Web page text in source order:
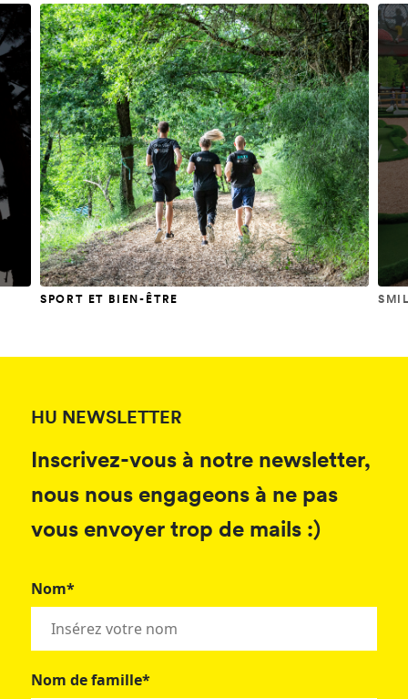
SPORT ET BIEN-ÊTRE
HU NEWSLETTER
Inscrivez-vous à notre newsletter,
nous nous engageons à ne pas
vous envoyer trop de mails :)
Nom*
Nom de famille*